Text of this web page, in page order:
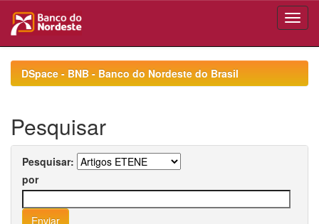
navigationDSpace - BNB - Banco do Nordeste do Brasil
Pesquisar
Pesquisar:
por